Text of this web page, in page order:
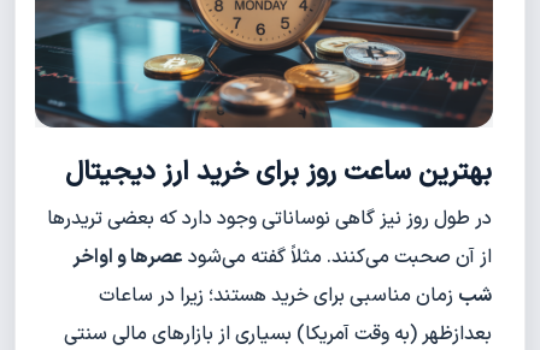
بهترین ساعت روز برای خرید ارز دیجیتال
در طول روز نیز گاهی نوساناتی وجود دارد که بعضی تریدرها
از آن صحبت می‌کنند. مثلاً گفته می‌شود عصرها و اواخر
شب زمان مناسبی برای خرید هستند؛ زیرا در ساعات
بعدازظهر (به وقت آمریکا) بسیاری از بازارهای مالی سنتی